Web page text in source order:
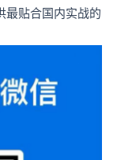
最贴合国内实战的